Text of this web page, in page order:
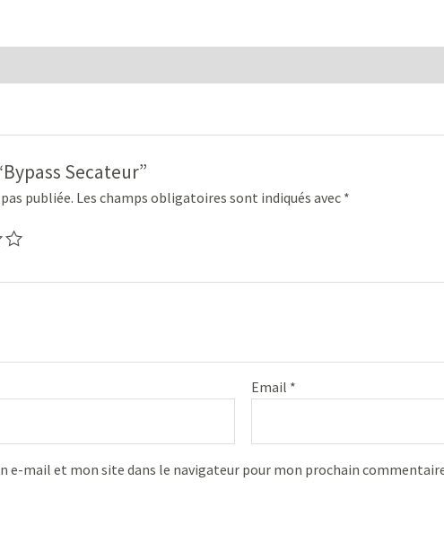
Secateur”
publiée. Les champs obligatoires sont indiqués avec *
Email *
e-mail et mon site dans le navigateur pour mon prochain